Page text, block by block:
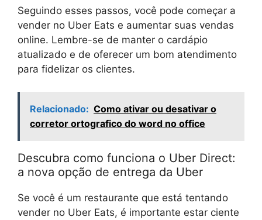
Seguindo esses passos, você pode começar a
vender no Uber Eats e aumentar suas vendas
online. Lembre-se de manter o cardápio
atualizado e de oferecer um bom atendimento
para fidelizar os clientes.
Relacionado: Como ativar ou desativar o
corretor ortografico do word no office
Descubra como funciona o Uber Direct:
a nova opção de entrega da Uber
Se você é um restaurante que está tentando
vender no Uber Eats, é importante estar ciente